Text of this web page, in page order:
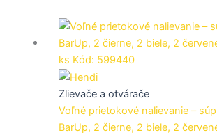
Zlievače a otvárače
Voľné prietokové nalievanie –
BarUp, 2 čierne, 2 biele, 2